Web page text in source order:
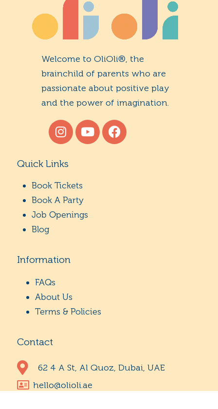
Welcome to OliOli®, the
brainchild of parents who are
passionate about positive play
and the power of imagination.
Quick Links
Book Tickets
Book A Party
Job Openings
Blog
Information
FAQs
About Us
Terms & Policies
Contact
62 4 A St, Al Quoz, Dubai, UAE
hello@olioli.ae